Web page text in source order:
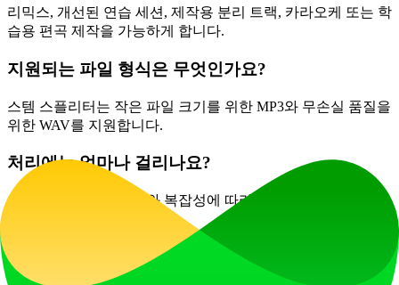
리믹스, 개선된 연습 세션, 제작용 분리 트랙, 카라오케 또는 학
습용 편곡 제작을 가능하게 합니다.
지원되는 파일 형식은 무엇인가요?
스템 스플리터는 작은 파일 크기를 위한 MP3와 무손실 품질을
위한 WAV를 지원합니다.
처리에는 얼마나 걸리나요?
처리 시간은 트랙 길이와 복잡성에 따라 다르지만, 일반적으로
AI Music Stem Splitter의 힘을 경험하고 오늘날 새로운 창의적
가능성을 발견해 보세요!